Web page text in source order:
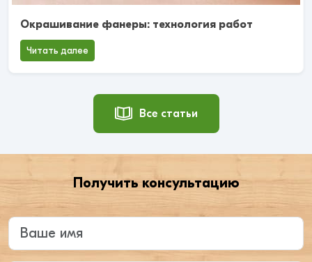
Окрашивание фанеры: технология работ
Читать далее
Все статьи
Получить консультацию
Введите ваше имя